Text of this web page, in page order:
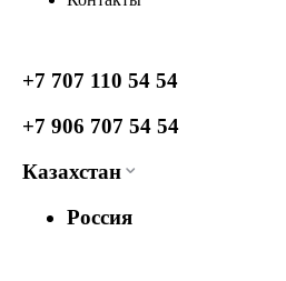
+7 707 110 54 54
+7 906 707 54 54
Казахстан
Россия